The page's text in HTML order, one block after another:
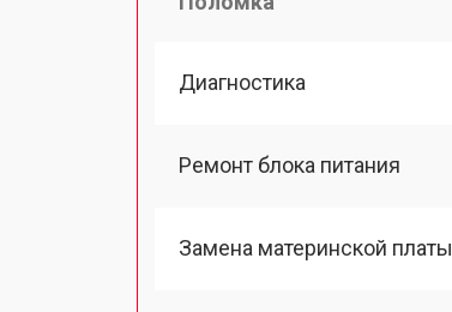
Диагностика
Ремонт блока питания
Замена материнской платы